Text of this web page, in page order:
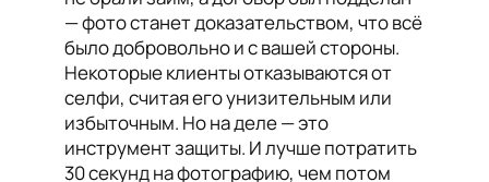
— фото станет доказательством, что всё
было добровольно и с вашей стороны.
Некоторые клиенты отказываются от
селфи, считая его унизительным или
избыточным. Но на деле — это
инструмент защиты. И лучше потратить
30 секунд на фотографию, чем потом